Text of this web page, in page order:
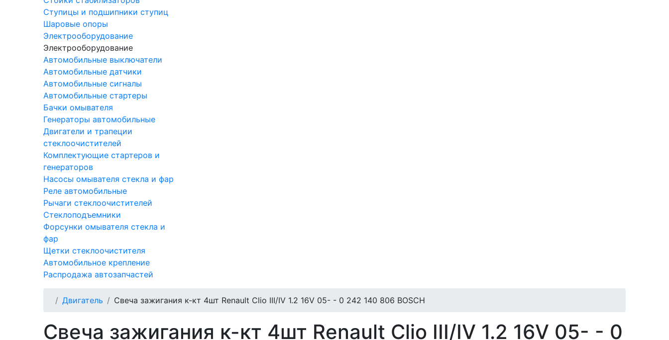
Ступицы и подшипники ступиц
Шаровые опоры
Электрооборудование
Электрооборудование
Автомобильные выключатели
Автомобильные датчики
Автомобильные сигналы
Автомобильные стартеры
Бачки омывателя
Генераторы автомобильные
Двигатели и трапеции
стеклоочистителей
Комплектующие стартеров и
генераторов
Насосы омывателя стекла и фар
Реле автомобильные
Рычаги стеклоочистителей
Стеклоподъемники
Форсунки омывателя стекла и
фар
Щетки стеклоочистителя
Автомобильное крепление
Распродажа автозапчастей
Двигатель Свеча зажигания к-кт 4шт Renault Clio III/IV 1.2 16V 05- - 0 242 140 806 BOSCH
Свеча зажигания к-кт 4шт Renault Clio III/IV 1.2 16V 05- - 0